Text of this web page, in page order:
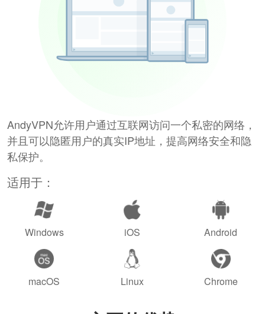
AndyVPN允许用户通过互联网访问一个私密的网络，
并且可以隐匿用户的真实IP地址，提高网络安全和隐
私保护。
适用于：
Windows iOS Android
macOS Linux Chrome